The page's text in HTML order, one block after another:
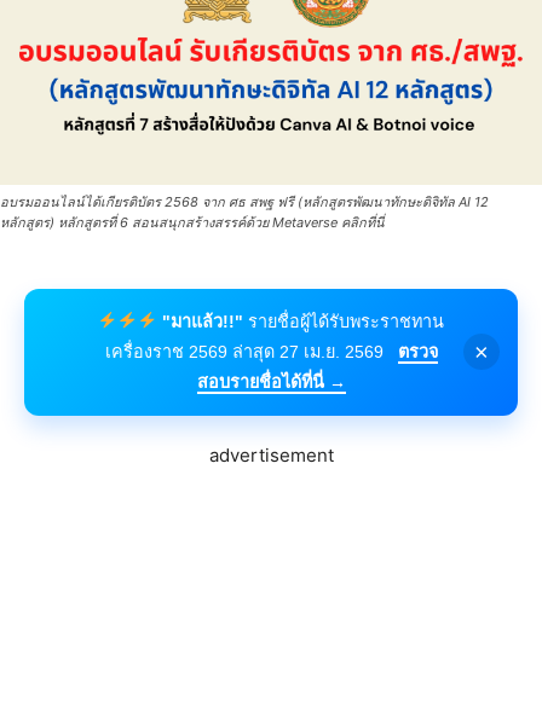
อบรมออนไลน์ได้เกียรติบัตร 2568 จาก ศธ สพฐ ฟรี (หลักสูตรพัฒนาทักษะดิจิทัล AI 12
หลักสูตร) หลักสูตรที่ 6 สอนสนุกสร้างสรรค์ด้วย Metaverse คลิกที่นี่
"มาแล้ว!!" รายชื่อผู้ได้รับพระราชทาน
เครื่องราช 2569 ล่าสุด 27 เม.ย. 2569
ตรวจ
สอบรายชื่อได้ที่นี่ →
×
advertisement